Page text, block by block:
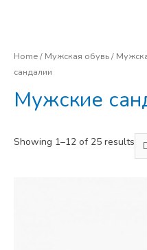
Home/ Мужская обувь/
сандалии
Мужские
Showing 1–12 of 25 results